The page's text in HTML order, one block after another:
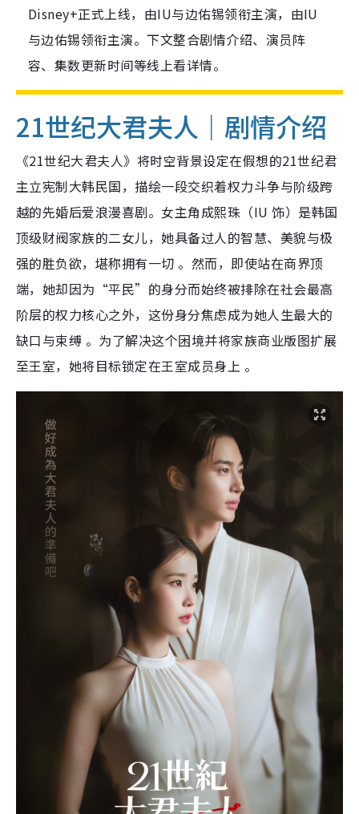
Disney+正式上线，由IU与边佑锡领衔主演，由IU
与边佑锡领衔主演。下文整合剧情介绍、演员阵
容、集数更新时间等线上看详情。
21世纪大君夫人｜剧情介绍
《21世纪大君夫人》将时空背景设定在假想的21世纪君
主立宪制大韩民国，描绘一段交织着权力斗争与阶级跨
越的先婚后爱浪漫喜剧。女主角成熙珠（IU 饰）是韩国
顶级财阀家族的二女儿，她具备过人的智慧、美貌与极
强的胜负欲，堪称拥有一切 。然而，即使站在商界顶
端，她却因为“平民”的身分而始终被排除在社会最高
阶层的权力核心之外，这份身分焦虑成为她人生最大的
缺口与束缚 。为了解决这个困境并将家族商业版图扩展
至王室，她将目标锁定在王室成员身上 。